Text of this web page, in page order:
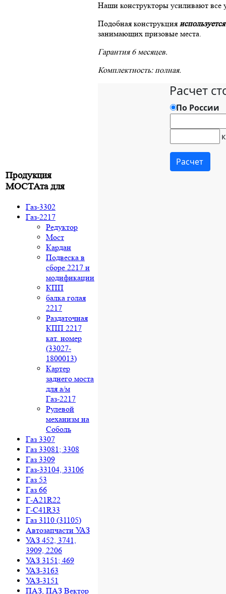
Продукция
МОСТАта для
Газ-3302
Газ-2217
Редуктор
Мост
Кардан
Подвеска в
сборе 2217 и
модификации
КПП
балка голая
2217
Раздаточная
КПП 2217
кат. номер
(33027-
1800013)
Картер
заднего моста
для а/м
Газ-2217
Рулевой
механизм на
Соболь
Газ 3307
Газ 33081; 3308
Газ 3309
Газ-33104, 33106
Газ 53
Газ 66
Г-A21R22
Г-C41R33
Газ 3110 (31105)
Автозапчасти УАЗ
УАЗ 452, 3741,
3909, 2206
УАЗ 3151; 469
УАЗ-3163
УАЗ-3151
ПАЗ, ПАЗ Вектор
Наши конструкторы усиливают все
Подобная конструкция
занимающих призовые места.
Гарантия 6 месяцев.
Комплектность: полная.